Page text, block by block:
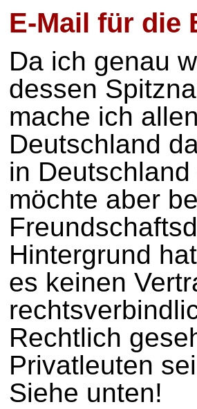
E-Mail für die
Da ich genau
dessen
mache ich
Deutschland
in
möchte aber
Hintergrund
es keinen
Rechtlich
Privatleuten
Siehe unten!